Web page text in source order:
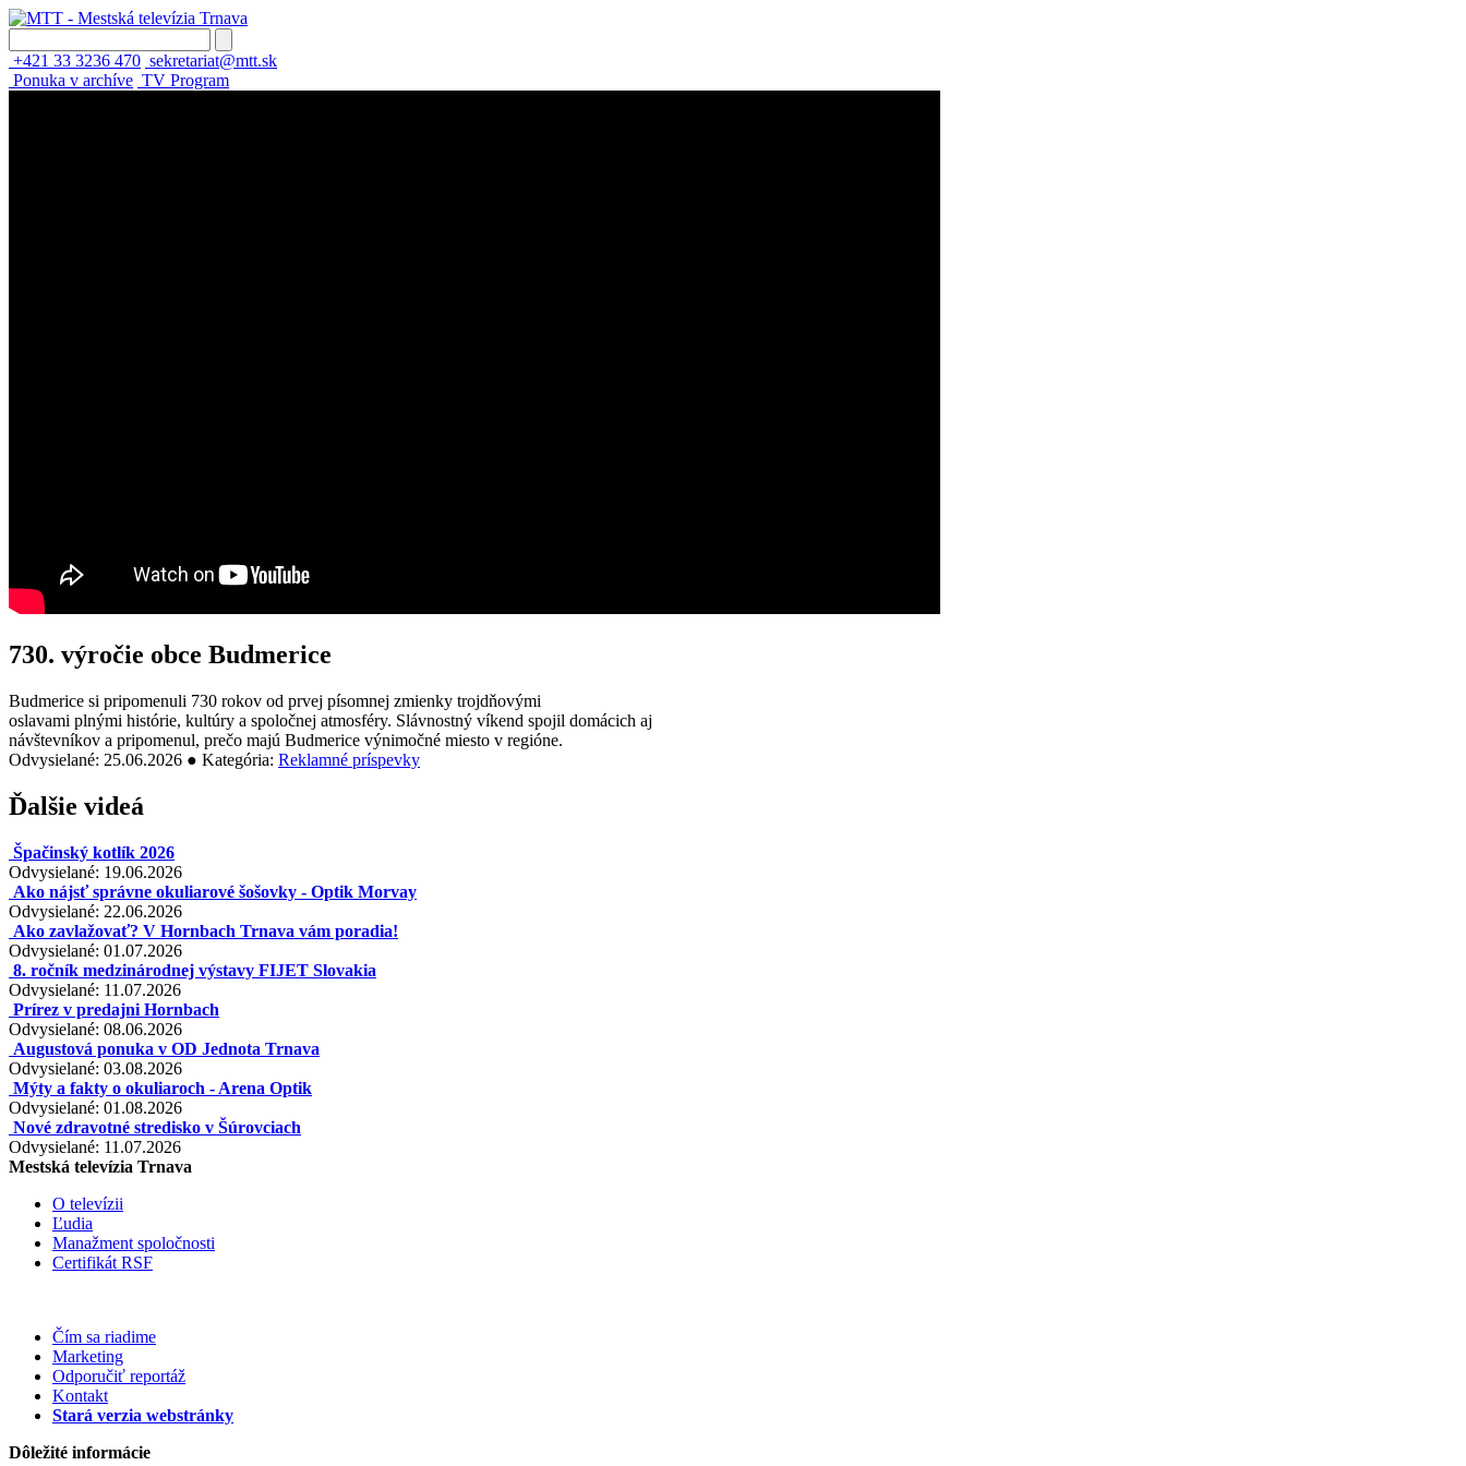
+421 33 3236 470 sekretariat@mtt.sk
Ponuka v archíve TV Program
730. výročie obce Budmerice
Budmerice si pripomenuli 730 rokov od prvej písomnej zmienky trojdňovými
oslavami plnými histórie, kultúry a spoločnej atmosféry. Slávnostný víkend spojil domácich aj
návštevníkov a pripomenul, prečo majú Budmerice výnimočné miesto v regióne.
Odvysielané: 25.06.2026 ● Kategória: Reklamné príspevky
Ďalšie videá
Špačinský kotlík 2026
Odvysielané: 19.06.2026
Ako nájsť správne okuliarové šošovky - Optik Morvay
Odvysielané: 22.06.2026
Ako zavlažovať? V Hornbach Trnava vám poradia!
Odvysielané: 01.07.2026
8. ročník medzinárodnej výstavy FIJET Slovakia
Odvysielané: 11.07.2026
Prírez v predajni Hornbach
Odvysielané: 08.06.2026
Augustová ponuka v OD Jednota Trnava
Odvysielané: 03.08.2026
Mýty a fakty o okuliaroch - Arena Optik
Odvysielané: 01.08.2026
Nové zdravotné stredisko v Šúrovciach
Odvysielané: 11.07.2026
Mestská televízia Trnava
O televízii
Ľudia
Manažment spoločnosti
Certifikát RSF
Čím sa riadime
Marketing
Odporučiť reportáž
Kontakt
Stará verzia webstránky
Dôležité informácie